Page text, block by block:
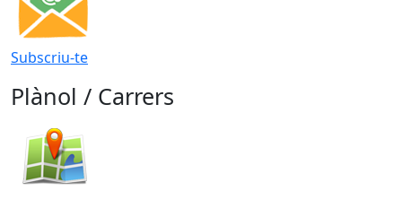
Subscriu-te
Plànol / Carrers